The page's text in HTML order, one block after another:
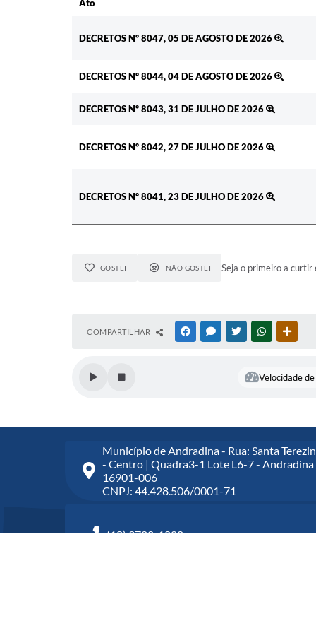
Ato
DECRETOS Nº 8047, 05 DE AGOSTO DE 2026
DECRETOS Nº 8044, 04 DE AGOSTO DE 2026
DECRETOS Nº 8043, 31 DE JULHO DE 2026
DECRETOS Nº 8042, 27 DE JULHO DE 2026
DECRETOS Nº 8041, 23 DE JULHO DE 2026
GOSTEI NÃO GOSTEI Seja o primeiro a curtir
COMPARTILHAR FACEBOOKMESSENGER
TWITTERWHATSAPP
Velocidade
Município de Andradina - Rua: Santa
- Centro | Quadra3-1 Lote L6-7 - Andradina
16901-006
CNPJ: 44.428.506/0001-71
(18) 3702-1000